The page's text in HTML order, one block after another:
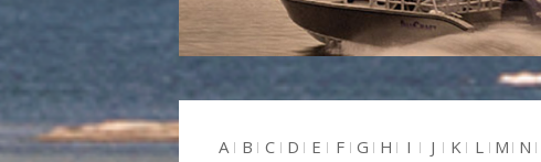
A B C D E F G H I J K L M N